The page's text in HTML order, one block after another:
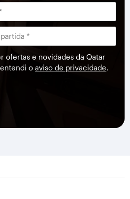
ofertas e novidades da Qatar
entendi oaviso de privacidade.